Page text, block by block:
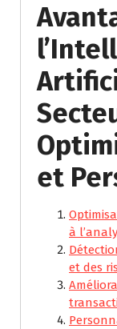
et
à
et des